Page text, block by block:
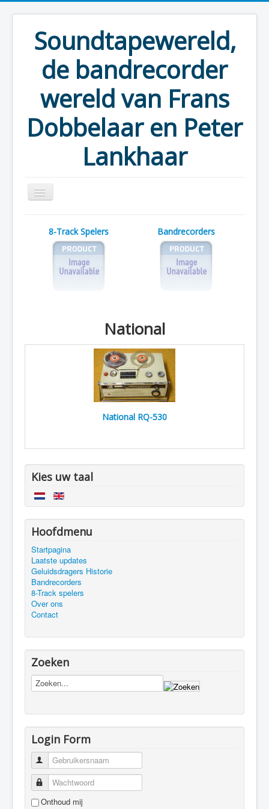
Soundtapewereld,
de bandrecorder
wereld van Frans
Dobbelaar en Peter
Lankhaar
U bevindt zich hier: Start
8-Track Spelers Bandrecorders
National
National RQ-530
Kies uw taal
Hoofdmenu
Startpagina
Laatste updates
Geluidsdragers Historie
Bandrecorders
8-Track spelers
Over ons
Contact
Zoeken
Login Form
Gebruikersnaam
Wachtwoord
Onthoud mij